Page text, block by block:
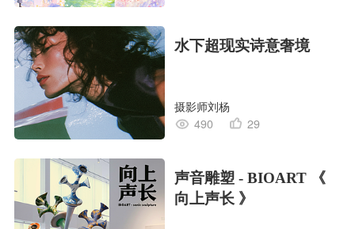
水下超现实诗意奢境
摄影师刘杨
490
29
声音雕塑 - BIOART 《
向上声长 》